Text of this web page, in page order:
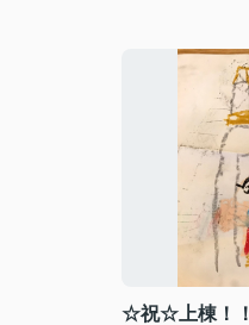
☆祝☆上棟！！